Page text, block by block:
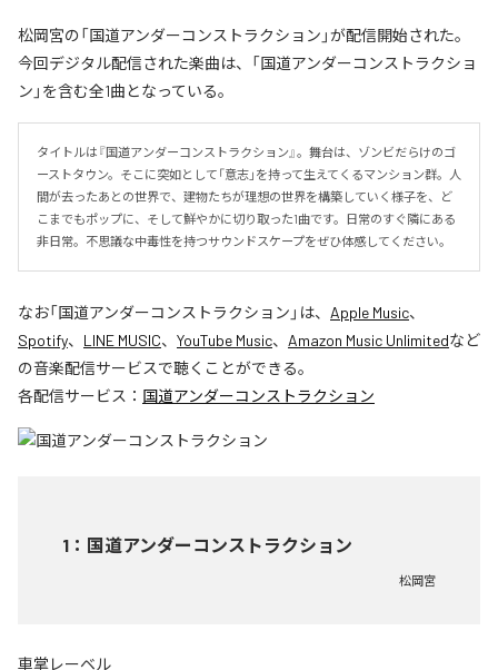
松岡宮の「国道アンダーコンストラクション」が配信開始された。
今回デジタル配信された楽曲は、「国道アンダーコンストラクショ
ン」を含む全1曲となっている。
タイトルは『国道アンダーコンストラクション』。舞台は、ゾンビだらけのゴ
ーストタウン。そこに突如として「意志」を持って生えてくるマンション群。人
間が去ったあとの世界で、建物たちが理想の世界を構築していく様子を、ど
こまでもポップに、そして鮮やかに切り取った1曲です。日常のすぐ隣にある
非日常。不思議な中毒性を持つサウンドスケープをぜひ体感してください。
なお「国道アンダーコンストラクション 」は、 Apple Music、
Spotify、 LINE MUSIC、 YouTube Music、 Amazon Music Unlimitedなど
の音楽配信サービスで聴くことができる。
各配信サービス： 国道アンダーコンストラクション
1 ： 国道アンダーコンストラクション
松岡宮
車掌レーベル